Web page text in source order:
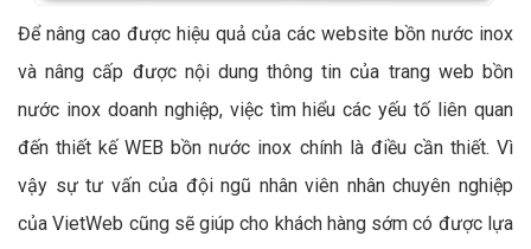
Để nâng cao được hiệu quả của các website bồn nước inox
và nâng cấp được nội dung thông tin của trang web bồn
nước inox doanh nghiệp, việc tìm hiểu các yếu tố liên quan
đến thiết kế WEB bồn nước inox chính là điều cần thiết. Vì
vậy sự tư vấn của đội ngũ nhân viên nhân chuyên nghiệp
của VietWeb cũng sẽ giúp cho khách hàng sớm có được lựa